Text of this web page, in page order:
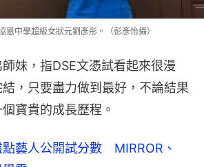
中學超級女狀元劉彥彤。（彭彥怡攝）
妹，指DSE文憑試看起來很漫
，只要盡力做到最好，不論結果
寶貴的成長歷程。
藝人公開試分數 MIRROR、